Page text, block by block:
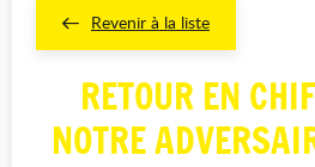
Revenir à la liste
RETOUR EN
NOTRE